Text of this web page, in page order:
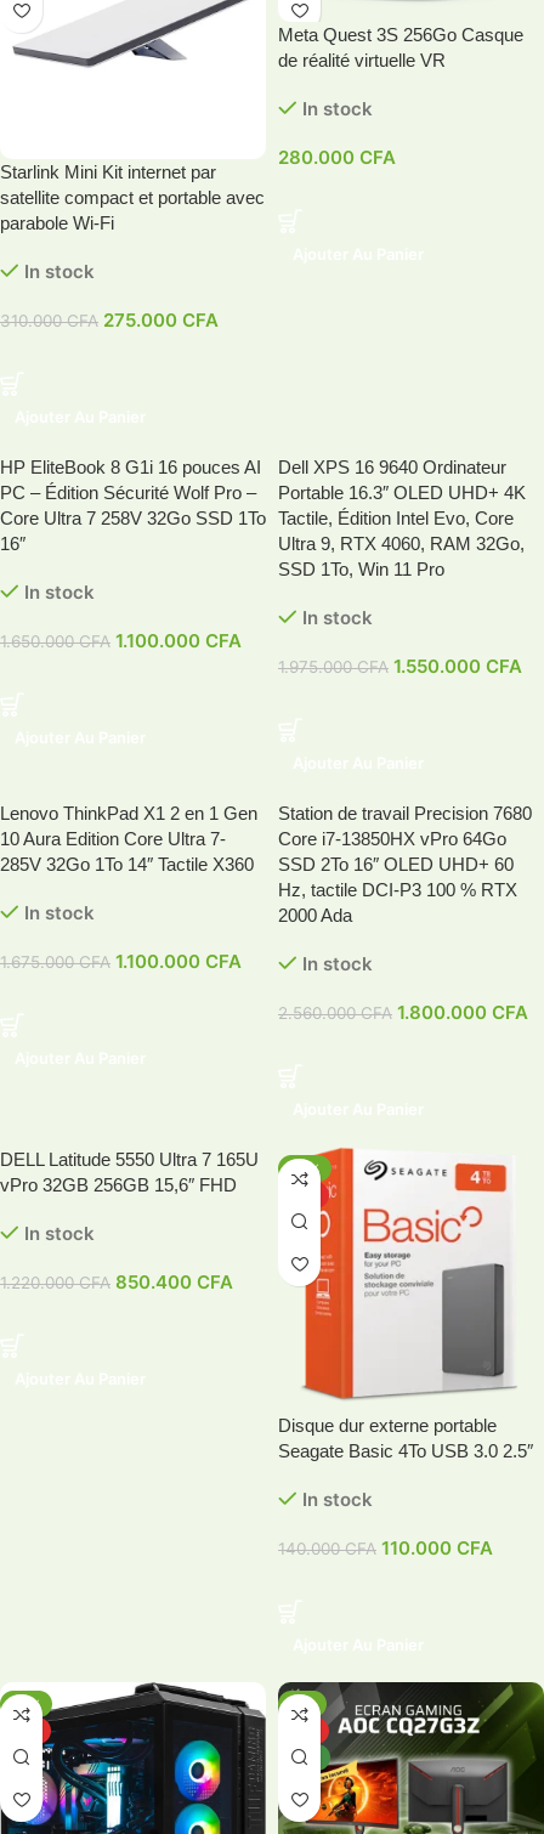
Starlink Mini Kit internet par
satellite compact et portable avec
parabole Wi-Fi
In stock
310.000CFA 275.000 CFA
Meta Quest 3S 256Go Casque
de réalité virtuelle VR
In stock
280.000 CFA
-33%
HOT
HP EliteBook 8 G1i 16 pouces AI
PC – Édition Sécurité Wolf Pro –
Core Ultra 7 258V 32Go SSD 1To
16″
In stock
1.650.000CFA 1.100.000 CFA
-22%
HOT
Dell XPS 16 9640 Ordinateur
Portable 16.3″ OLED UHD+ 4K
Tactile, Édition Intel Evo, Core
Ultra 9, RTX 4060, RAM 32Go,
SSD 1To, Win 11 Pro
In stock
1.975.000CFA 1.550.000 CFA
-34%
HOT
Lenovo ThinkPad X1 2 en 1 Gen
10 Aura Edition Core Ultra 7-
285V 32Go 1To 14″ Tactile X360
In stock
1.675.000CFA 1.100.000 CFA
-30%
HOT
Station de travail Precision 7680
Core i7-13850HX vPro 64Go
SSD 2To 16″ OLED UHD+ 60
Hz, tactile DCI-P3 100 % RTX
2000 Ada
In stock
2.560.000CFA 1.800.000 CFA
-30%
HOT
DELL Latitude 5550 Ultra 7 165U
vPro 32GB 256GB 15,6″ FHD
In stock
1.220.000CFA 850.400 CFA
-21%
Disque dur externe portable
Seagate Basic 4To USB 3.0 2.5″
In stock
140.000CFA 110.000 CFA
-11%
-2%
NEW